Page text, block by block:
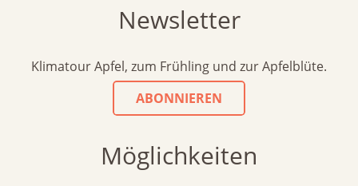
Newsletter
Klimatour Apfel, zum Frühling und zur Apfelblüte.
ABONNIEREN
Möglichkeiten